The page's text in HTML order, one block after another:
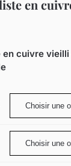
en
:
€
€
cuivre